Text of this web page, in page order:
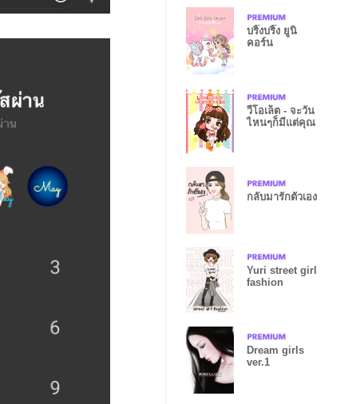
บริ๊งบริ๊ง ยูนิ
คอร์น
วีโอเล็ต - จะวัน
ไหนๆก็มีแต่คุณ
กลับมารักตัวเอง
Yuri street girl
fashion
Dream girls
ver.1